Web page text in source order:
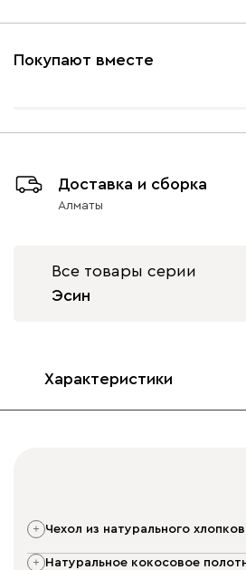
Покупают вместе
Доставка и сборка
Алматы
Все товары серии
Эсин
Характеристики
чехол из натурального
натуральное кокосовое